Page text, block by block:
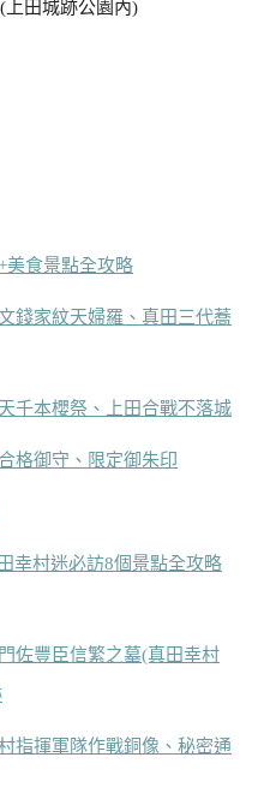
上田城跡公園內)
食景點全攻略
錢家紋天婦羅、真田三代蕎
千本櫻祭、上田合戰不落城
格御守、限定御朱印
幸村迷必訪8個景點全攻略
佐豐臣信繁之墓(真田幸村
指揮軍隊作戰銅像、秘密通